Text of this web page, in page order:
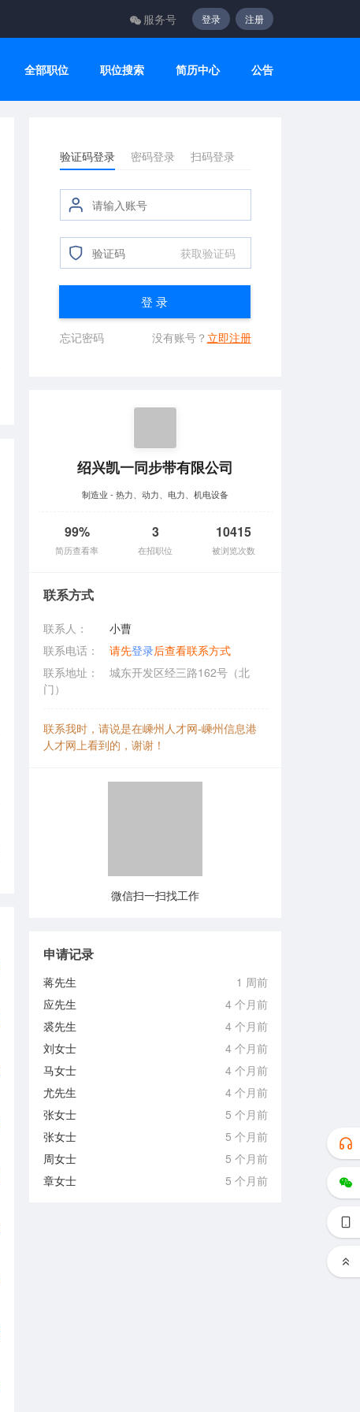
服务号 登录 注册
全部职位 职位搜索 简历中心 公告
验证码登录 密码登录 扫码登录
获取验证码
登 录
忘记密码 没有账号？ 立即注册
绍兴凯一同步带有限公司
制造业 - 热力、动力、电力、机电设备
99%
简历查看率
3
在招职位
10415
被浏览次数
联系方式
联系人：
小曹
联系电话：
请先登录后查看联系方式
联系地址：
城东开发区经三路162号（北
门）
联系我时，请说是在嵊州人才网-嵊州信息港
人才网上看到的，谢谢！
微信扫一扫找工作
申请记录
蒋先生
1 周前
应先生
4 个月前
裘先生
4 个月前
刘女士
4 个月前
马女士
4 个月前
尤先生
4 个月前
张女士
5 个月前
张女士
5 个月前
周女士
5 个月前
章女士
5 个月前